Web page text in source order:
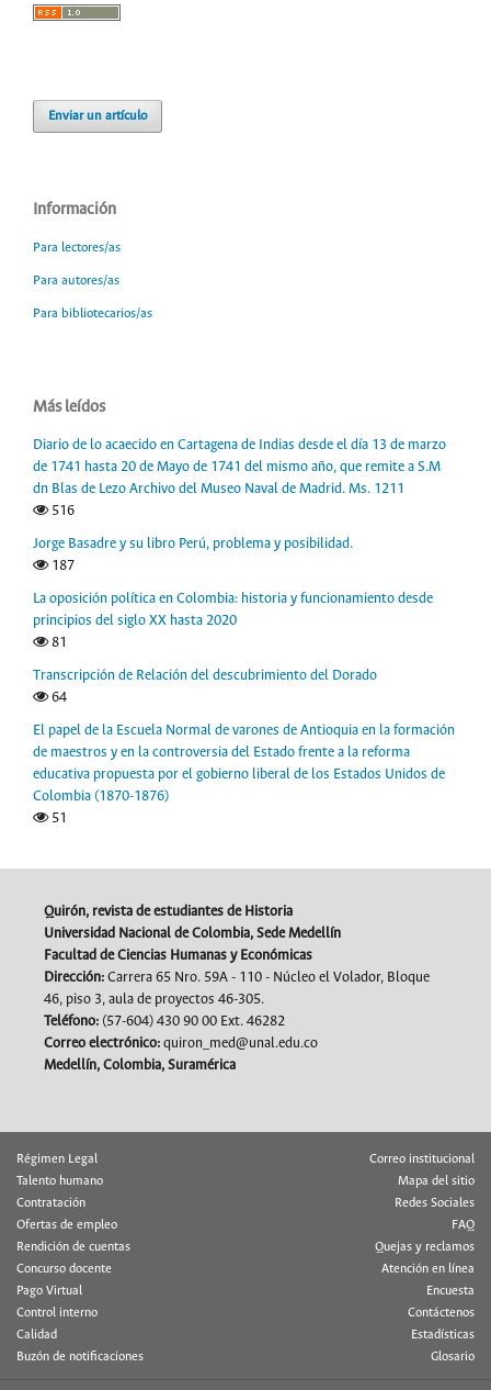
Enviar un artículo
Información
Para lectores/as
Para autores/as
Para bibliotecarios/as
Más leídos
Diario de lo acaecido en Cartagena de Indias desde el día 13 de marzo
de 1741 hasta 20 de Mayo de 1741 del mismo año, que remite a S.M
dn Blas de Lezo Archivo del Museo Naval de Madrid. Ms. 1211
516
Jorge Basadre y su libro Perú, problema y posibilidad.
187
La oposición política en Colombia: historia y funcionamiento desde
principios del siglo XX hasta 2020
81
Transcripción de Relación del descubrimiento del Dorado
64
El papel de la Escuela Normal de varones de Antioquia en la formación
de maestros y en la controversia del Estado frente a la reforma
educativa propuesta por el gobierno liberal de los Estados Unidos de
Colombia (1870-1876)
51
Quirón, revista de estudiantes de Historia
Universidad Nacional de Colombia, Sede Medellín
Facultad de Ciencias Humanas y Económicas
Dirección: Carrera 65 Nro. 59A - 110 - Núcleo el Volador, Bloque
46, piso 3, aula de proyectos 46-305.
Teléfono: (57-604) 430 90 00 Ext. 46282
Correo electrónico: quiron_med@unal.edu.co
Medellín, Colombia, Suramérica
Régimen Legal
Talento humano
Contratación
Ofertas de empleo
Rendición de cuentas
Concurso docente
Pago Virtual
Control interno
Calidad
Buzón de notificaciones
Correo institucional
Mapa del sitio
Redes Sociales
FAQ
Quejas y reclamos
Atención en línea
Encuesta
Contáctenos
Estadísticas
Glosario